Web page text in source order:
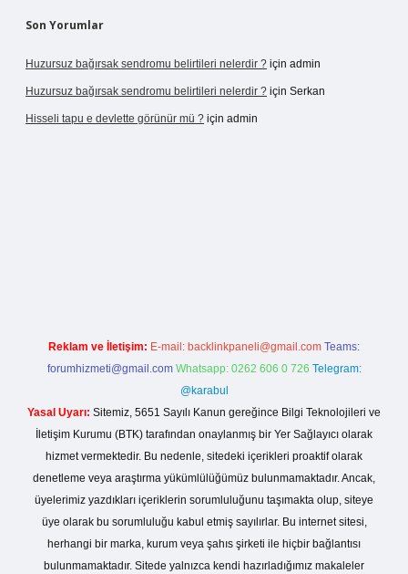
Son Yorumlar
Huzursuz bağırsak sendromu belirtileri nelerdir ? için admin
Huzursuz bağırsak sendromu belirtileri nelerdir ? için Serkan
Hisseli tapu e devlette görünür mü ? için admin
Reklam ve İletişim: E-mail: backlinkpaneli@gmail.com Teams:
forumhizmeti@gmail.com Whatsapp: 0262 606 0 726 Telegram:
@karabul
Yasal Uyarı: Sitemiz, 5651 Sayılı Kanun gereğince Bilgi Teknolojileri ve
İletişim Kurumu (BTK) tarafından onaylanmış bir Yer Sağlayıcı olarak
hizmet vermektedir. Bu nedenle, sitedeki içerikleri proaktif olarak
denetleme veya araştırma yükümlülüğümüz bulunmamaktadır. Ancak,
üyelerimiz yazdıkları içeriklerin sorumluluğunu taşımakta olup, siteye
üye olarak bu sorumluluğu kabul etmiş sayılırlar. Bu internet sitesi,
herhangi bir marka, kurum veya şahıs şirketi ile hiçbir bağlantısı
bulunmamaktadır. Sitede yalnızca kendi hazırladığımız makaleler